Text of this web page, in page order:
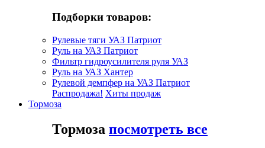
Подборки товаров:
Рулевые тяги УАЗ Патриот
Руль на УАЗ Патриот
Фильтр гидроусилителя руля УАЗ
Руль на УАЗ Хантер
Рулевой демпфер на УАЗ Патриот
Распродажа! Хиты продаж
Тормоза
Тормоза посмотреть все